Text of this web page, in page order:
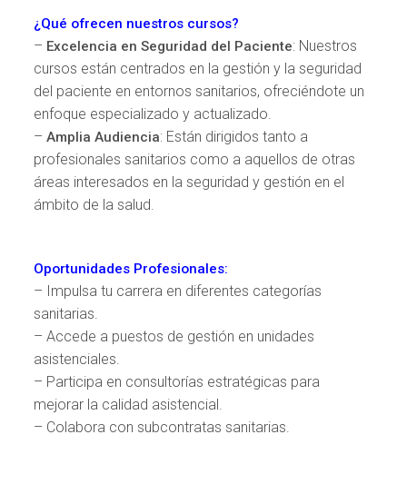
¿Qué ofrecen nuestros cursos?
– Excelencia en Seguridad del Paciente: Nuestros
cursos están centrados en la gestión y la seguridad
del paciente en entornos sanitarios, ofreciéndote un
enfoque especializado y actualizado.
– Amplia Audiencia: Están dirigidos tanto a
profesionales sanitarios como a aquellos de otras
áreas interesados en la seguridad y gestión en el
ámbito de la salud.
Oportunidades Profesionales:
– Impulsa tu carrera en diferentes categorías
sanitarias.
– Accede a puestos de gestión en unidades
asistenciales.
– Participa en consultorías estratégicas para
mejorar la calidad asistencial.
– Colabora con subcontratas sanitarias.